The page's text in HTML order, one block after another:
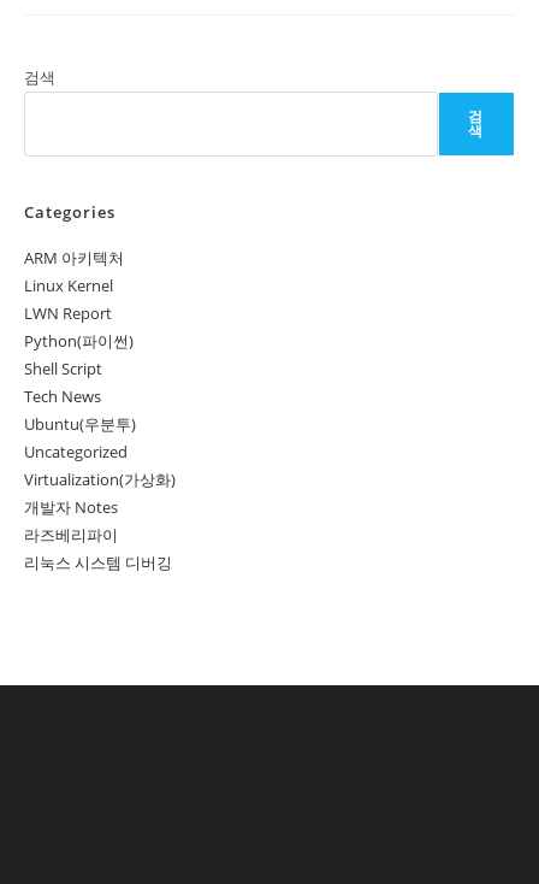
검색
검
색
Categories
ARM 아키텍처
Linux Kernel
LWN Report
Python(파이썬)
Shell Script
Tech News
Ubuntu(우분투)
Uncategorized
Virtualization(가상화)
개발자 Notes
라즈베리파이
리눅스 시스템 디버깅